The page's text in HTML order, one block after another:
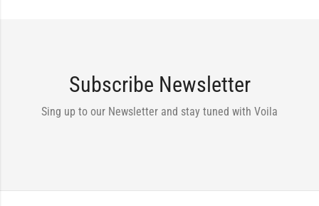
Subscribe Newsletter
Sing up to our Newsletter and stay tuned with Voila